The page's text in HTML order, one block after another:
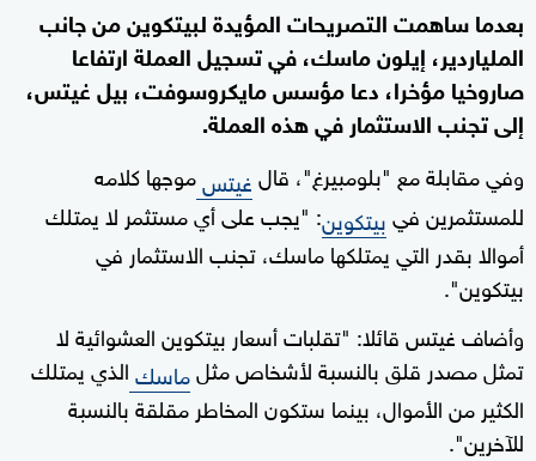
بعدما ساهمت التصريحات المؤيدة لبيتكوين من جانب
الملياردير، إيلون ماسك، في تسجيل العملة ارتفاعا
صاروخيا مؤخرا، دعا مؤسس مايكروسوفت، بيل غيتس،
إلى تجنب الاستثمار في هذه العملة.
وفي مقابلة مع "بلومبيرغ"، قالغيتسموجها كلامه
للمستثمرين فيبيتكوين: "يجب على أي مستثمر لا يمتلك
أموالا بقدر التي يمتلكها ماسك، تجنب الاستثمار في
بيتكوين".
وأضاف غيتس قائلا: "تقلبات أسعار بيتكوين العشوائية لا
تمثل مصدر قلق بالنسبة لأشخاص مثلماسكالذي يمتلك
الكثير من الأموال، بينما ستكون المخاطر مقلقة بالنسبة
للآخرين".